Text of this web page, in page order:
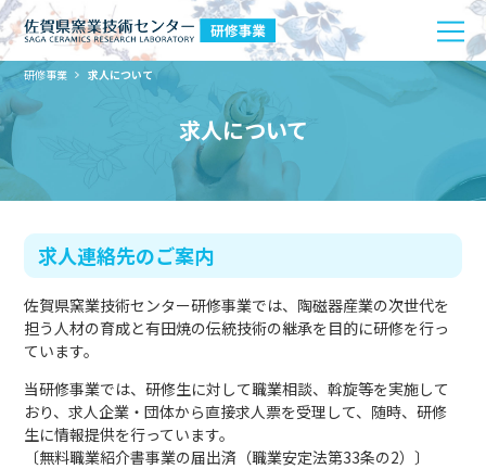
研修事業 求人について
求人について
求人連絡先のご案内
佐賀県窯業技術センター研修事業では、陶磁器産業の次世代を
担う人材の育成と有田焼の伝統技術の継承を目的に研修を行っ
ています。
当研修事業では、研修生に対して職業相談、斡旋等を実施して
おり、求人企業・団体から直接求人票を受理して、随時、研修
生に情報提供を行っています。
〔無料職業紹介書事業の届出済（職業安定法第33条の2）〕